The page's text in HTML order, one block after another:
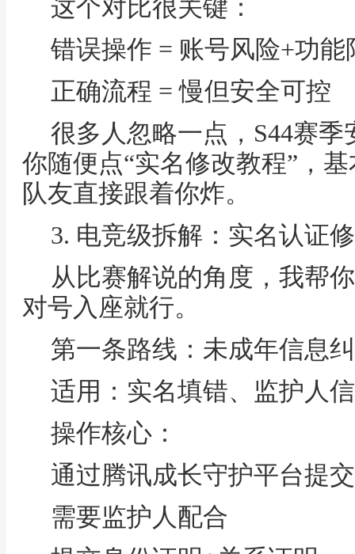
这个对比很关键：
错误操作 = 账号风险+功能
正确流程 = 慢但安全可控
很多人忽略一点，S44赛
你随便点“实名修改教程”，
队友直接跟着你炸。
3. 电竞级拆解：实名认证
从比赛解说的角度，我帮
对号入座就行。
第一条路线：未成年信息
适用：实名填错、监护人
操作核心：
通过腾讯成长守护平台提
需要监护人配合